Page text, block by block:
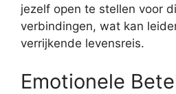
jezelf open te stellen voor
verbindingen, wat kan
verrijkende levensreis.
Emotionele